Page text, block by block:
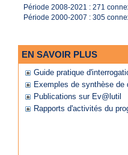
Période 2008-2021 : 271
Période 2000-2007 : 305
EN SAVOIR PLUS
Guide pratique
Exemples de synthèse de
Publications sur Ev@lutil
Rapports d'activités du